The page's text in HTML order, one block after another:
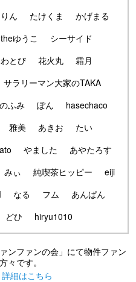
ん たけくま
かげまる
theゆうこ
シーサイド
とび 花火丸
霜月
サラリーマン大家のTAKA
ふみ ぽん
hasechaco
雅美 あきお
たい
やました
あやたろす
みぃ 純喫茶ヒッピー
eiji
なる フム
あんぱん
どひ hiryu1010
ンファンの会」にて物件ファン
々です。
詳細はこちら